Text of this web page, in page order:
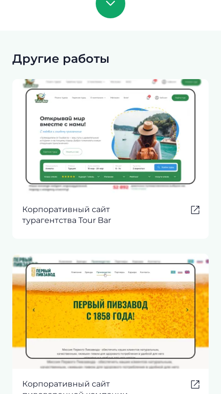
Другие работы
Корпоративный сайт
турагентства Tour Bar
Корпоративный сайт